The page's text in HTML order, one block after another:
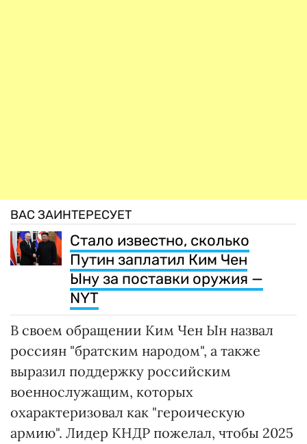
ВАС ЗАИНТЕРЕСУЕТ
Стало известно, сколько
Путин заплатил Ким Чен
Ыну за поставки оружия —
NYT
В своем обращении Ким Чен Ын назвал
россиян "братским народом", а также
выразил поддержку российским
военнослужащим, которых
охарактеризовал как "героическую
армию". Лидер КНДР пожелал, чтобы 2025